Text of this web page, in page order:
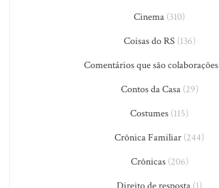
Cinema (310)
Coisas do RS(136)
Comentários que são colaborações
Contos da Casa(29)
Costumes (115)
Crônica Familiar (244)
Crônicas(206)